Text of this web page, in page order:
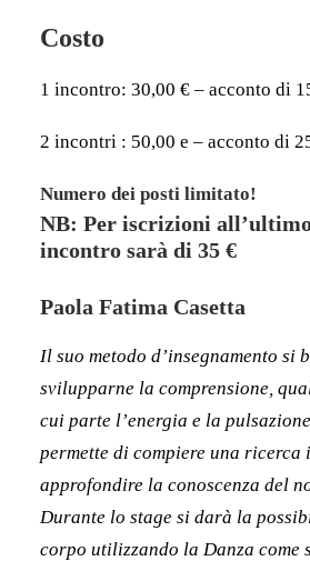
Costo
1 incontro: 30,00 € – acconto di
2 incontri : 50,00 e – acconto di
Numero dei posti limitato!
NB: Per iscrizioni
incontro sarà di 35 €
Paola Fatima Casetta
Il suo metodo d’insegnamento si
svilupparne la comprensione,
cui parte l’energia e la
permette di compiere una
approfondire la conoscenza del
Durante lo stage si darà la
corpo utilizzando la Danza